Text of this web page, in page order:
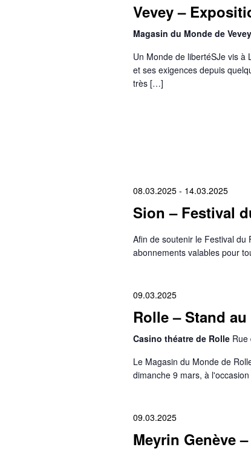
Vevey –
Magasin du Monde de Vevey
Un Monde de libertéSJe vis à
et ses exigences depuis
très […]
08.03.2025- 14.03.2025
Sion – Festival
Afin de soutenir le Festival du
abonnements valables pour
09.03.2025
Rolle – Stand
Casino théatre de Rolle Rue
Le Magasin du Monde de
dimanche 9 mars, à
09.03.2025
Meyrin Genève